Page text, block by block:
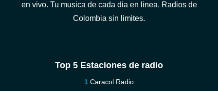
en vivo. Tu musica de cada dia en linea. Radios de
Colombia sin limites.
Top 5 Estaciones de radio
Caracol Radio